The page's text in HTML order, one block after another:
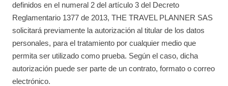
definidos en el numeral 2 del artículo 3 del Decreto
Reglamentario 1377 de 2013, THE TRAVEL PLANNER SAS
solicitará previamente la autorización al titular de los datos
personales, para el tratamiento por cualquier medio que
permita ser utilizado como prueba. Según el caso, dicha
autorización puede ser parte de un contrato, formato o correo
electrónico.